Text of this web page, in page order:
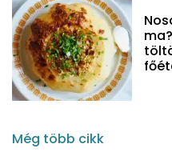
Még több cikk